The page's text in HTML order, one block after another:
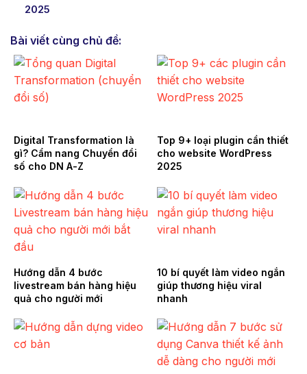
2025
Bài viết cùng chủ đề:
Digital Transformation là
gì? Cẩm nang Chuyển đổi
số cho DN A-Z
Top 9+ loại plugin cần thiết
cho website WordPress
2025
Hướng dẫn 4 bước
livestream bán hàng hiệu
quả cho người mới
10 bí quyết làm video ngắn
giúp thương hiệu viral
nhanh